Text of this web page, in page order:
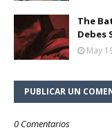
The
Debes
May
PUBLICAR UN
0 Comentarios